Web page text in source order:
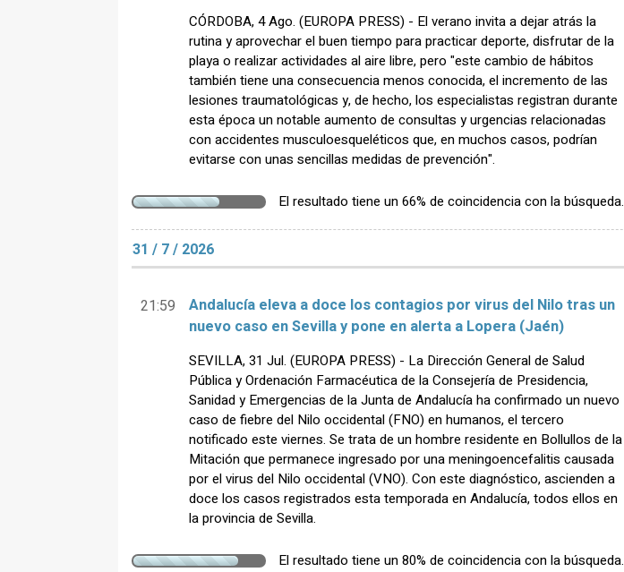
CÓRDOBA, 4 Ago. (EUROPA PRESS) - El verano invita a dejar atrás la
rutina y aprovechar el buen tiempo para practicar deporte, disfrutar de la
playa o realizar actividades al aire libre, pero "este cambio de hábitos
también tiene una consecuencia menos conocida, el incremento de las
lesiones traumatológicas y, de hecho, los especialistas registran durante
esta época un notable aumento de consultas y urgencias relacionadas
con accidentes musculoesqueléticos que, en muchos casos, podrían
evitarse con unas sencillas medidas de prevención".
El resultado tiene un 66% de coincidencia con la búsqueda.
31 / 7 / 2026
21:59
Andalucía eleva a doce los contagios por virus del Nilo tras un
nuevo caso en Sevilla y pone en alerta a Lopera (Jaén)
SEVILLA, 31 Jul. (EUROPA PRESS) - La Dirección General de Salud
Pública y Ordenación Farmacéutica de la Consejería de Presidencia,
Sanidad y Emergencias de la Junta de Andalucía ha confirmado un nuevo
caso de fiebre del Nilo occidental (FNO) en humanos, el tercero
notificado este viernes. Se trata de un hombre residente en Bollullos de la
Mitación que permanece ingresado por una meningoencefalitis causada
por el virus del Nilo occidental (VNO). Con este diagnóstico, ascienden a
doce los casos registrados esta temporada en Andalucía, todos ellos en
la provincia de Sevilla.
El resultado tiene un 80% de coincidencia con la búsqueda.